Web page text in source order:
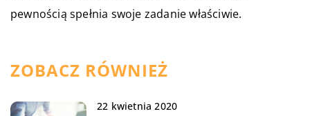
pewnością spełnia swoje zadanie właściwie.
ZOBACZ RÓWNIEŻ
22 kwietnia 2020